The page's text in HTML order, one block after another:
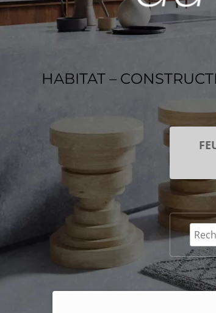
HABITAT –